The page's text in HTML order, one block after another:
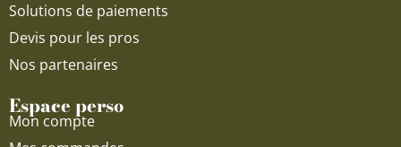
Solutions de paiements
Devis pour les pros
Nos partenaires
Espace perso
Mon compte